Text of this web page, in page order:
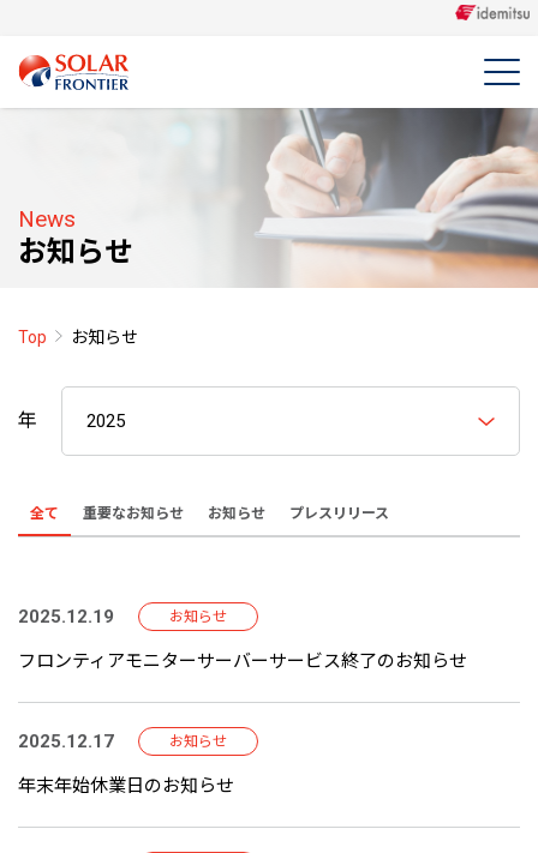
News
お知らせ
Top お知らせ
年
全て 重要なお知らせ お知らせ プレスリリース
2025.12.19 お知らせ
フロンティアモニターサーバーサービス終了のお知らせ
2025.12.17 お知らせ
年末年始休業日のお知らせ